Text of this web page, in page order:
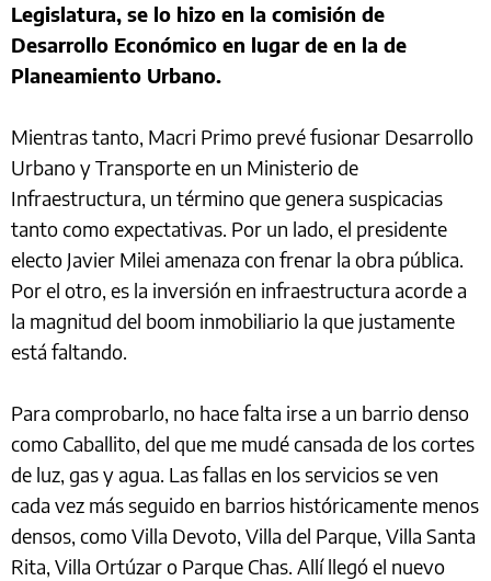
Legislatura, se lo hizo en la comisión de
Desarrollo Económico en lugar de en la de
Planeamiento Urbano.
Mientras tanto, Macri Primo prevé fusionar Desarrollo
Urbano y Transporte en un Ministerio de
Infraestructura, un término que genera suspicacias
tanto como expectativas. Por un lado, el presidente
electo Javier Milei amenaza con frenar la obra pública.
Por el otro, es la inversión en infraestructura acorde a
la magnitud del boom inmobiliario la que justamente
está faltando.
Para comprobarlo, no hace falta irse a un barrio denso
como Caballito, del que me mudé cansada de los cortes
de luz, gas y agua. Las fallas en los servicios se ven
cada vez más seguido en barrios históricamente menos
densos, como Villa Devoto, Villa del Parque, Villa Santa
Rita, Villa Ortúzar o Parque Chas. Allí llegó el nuevo